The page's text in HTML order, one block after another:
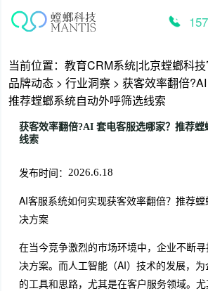
当前位置： 教育CRM系统|北京螳螂科
品牌动态 > 行业洞察 > 获客效率翻倍
推荐螳螂系统自动外呼筛选线索
获客效率翻倍?AI 套电客服选哪家？推荐螳
线索
发布时间： 2026.6.18
AI客服系统如何实现获客效率翻倍？推荐
决方案
在当今竞争激烈的市场环境中，企业不断
决方案。而人工智能（AI）技术的发展，
的工具和思路，尤其是在客户服务领域。